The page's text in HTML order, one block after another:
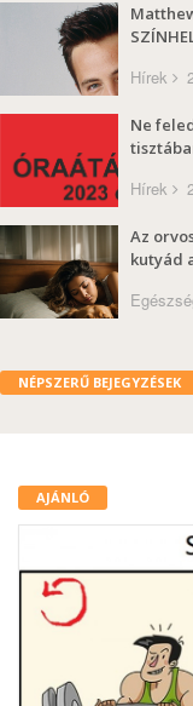
Hírek
Ne
Hírek
Az
kutyád
NÉPSZERŰ BEJEGYZÉSEK
AJÁNLÓ